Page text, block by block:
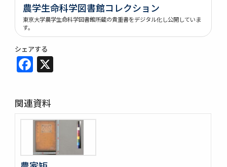
農学生命科学図書館コレクション
東京大学農学生命科学図書館所蔵の貴重書をデジタル化し公開していま
す。
シェアする
Facebook
関連資料